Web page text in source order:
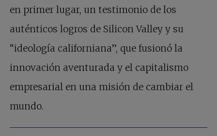
en primer lugar, un testimonio de los
auténticos logros de Silicon Valley y su
“ideología californiana”, que fusionó la
innovación aventurada y el capitalismo
empresarial en una misión de cambiar el
mundo.